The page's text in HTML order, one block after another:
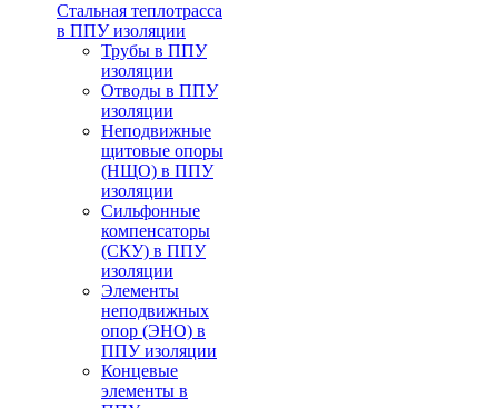
Стальная теплотрасса
в ППУ изоляции
Трубы в ППУ
изоляции
Отводы в ППУ
изоляции
Неподвижные
щитовые опоры
(НЩО) в ППУ
изоляции
Cильфонные
компенсаторы
(СКУ) в ППУ
изоляции
Элементы
неподвижных
опор (ЭНО) в
ППУ изоляции
Концевые
элементы в